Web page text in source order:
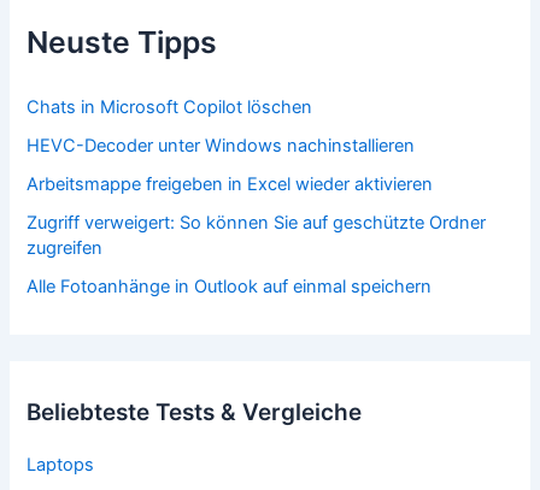
Neuste Tipps
Chats in Microsoft Copilot löschen
HEVC-Decoder unter Windows nachinstallieren
Arbeitsmappe freigeben in Excel wieder aktivieren
Zugriff verweigert: So können Sie auf geschützte Ordner
zugreifen
Alle Fotoanhänge in Outlook auf einmal speichern
Beliebteste Tests & Vergleiche
Laptops